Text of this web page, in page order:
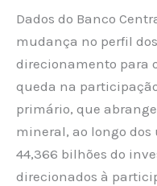
Dados do Banco
mudança no perfil
direcionamento para
queda na
primário, que
mineral, ao longo dos
44,366 bilhões do
direcionados à